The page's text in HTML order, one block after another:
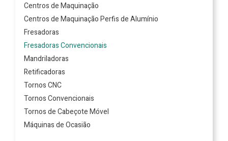
Centros de Maquinação
Centros de Maquinação Perfis de Alumínio
Fresadoras
Fresadoras Convencionais
Mandriladoras
Retificadoras
Tornos CNC
Tornos Convencionais
Tornos de Cabeçote Móvel
Máquinas de Ocasião